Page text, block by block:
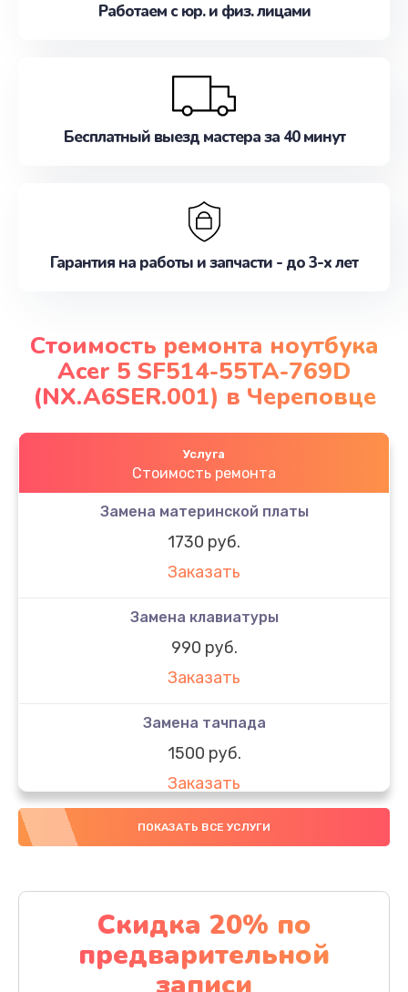
Работаем с юр. и физ. лицами
Бесплатный выезд мастера за 40 минут
Гарантия на работы и запчасти - до 3-х лет
Стоимость ремонта ноутбука
Acer 5 SF514-55TA-769D
(NX.A6SER.001) в Череповце
Услуга
Стоимость ремонта
Замена материнской платы
1730 руб.
Заказать
Замена клавиатуры
990 руб.
Заказать
Замена тачпада
1500 руб.
Заказать
Замена южного моста
Заказать
Чистка от пыли
1060 руб.
ПОКАЗАТЬ ВСЕ УСЛУГИ
Скидка 20% по
предварительной